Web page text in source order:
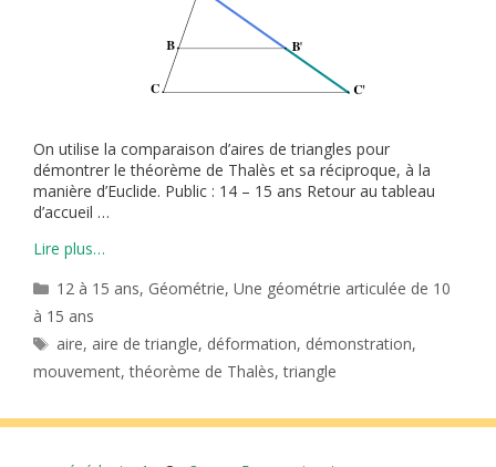
On utilise la comparaison d’aires de triangles pour
démontrer le théorème de Thalès et sa réciproque, à la
manière d’Euclide. Public : 14 – 15 ans Retour au tableau
d’accueil …
Lire plus…
Catégories
12 à 15 ans, Géométrie,Une géométrie articulée de 10
à 15 ans
Étiquettes
aire, aire de triangle, déformation, démonstration,
mouvement,théorème de Thalès,triangle